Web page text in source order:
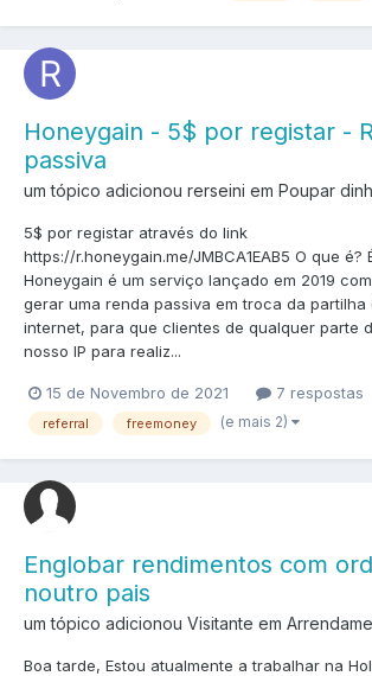
Honeygain - 5$ por registar -
passiva
um tópico adicionou rerseini em Poupar
5$ por registar através do link
https://r.honeygain.me/JMBCA1EAB5 O que é?
Honeygain é um serviço lançado em 2019
gerar uma renda passiva em troca da partilha
internet, para que clientes de qualquer parte
nosso IP para realiz...
15 de Novembro de 2021 7 respostas
referral freemoney (e mais 2)
Englobar rendimentos com
noutro pais
um tópico adicionou Visitante em
Boa tarde, Estou atualmente a trabalhar na